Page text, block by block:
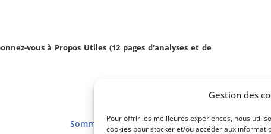
Gestion des
Pour offrir les meilleures expériences, nous
cookies pour stocker et/ou accéder aux
vous à Propos Utiles (12 pages d’analyses et de
Sommaire PU 3051 (7/6/2023)